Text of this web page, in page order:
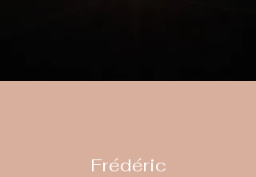
Frédéric